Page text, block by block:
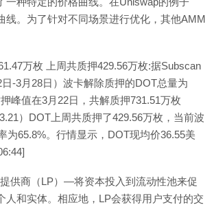
线。为了针对不同场景进行优化，其他AMM
万枚 上周共质押429.56万枚:据Subscan
-3月28日）波卡解除质押的DOT总量为
峰值在3月22日，共解质押731.51万枚
）DOT上周共质押了429.56万枚，当前波
为65.8%。行情显示，DOT现均价36.55美
供商（LP）—将资本投入到流动性池来促
人和实体。相应地，LP会获得用户支付的交